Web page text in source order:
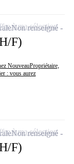
F)
NouveauPropriétaire,
: vous aurez
Non renseigné
à ma sélection
F)
Non renseigné
à ma sélection